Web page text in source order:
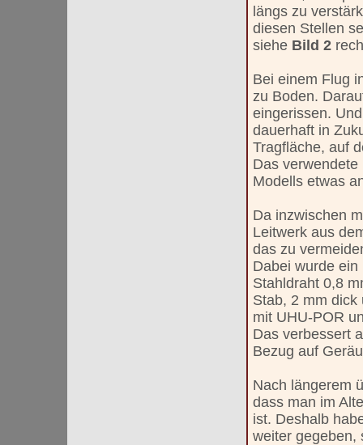
längs zu
diesen Stellen
siehe Bild 2
Bei einem Flug
zu Boden.
eingerissen.
dauerhaft in
Tragfläche, auf
Das
Modells etwas
Da inzwischen
Leitwerk aus
das zu
Dabei wurde
Stahldraht 0,8
Stab, 2 mm dick
mit UHU-POR
Das verbessert
Bezug auf
Nach längerem
dass man im
ist. Deshalb
weiter gegeben,